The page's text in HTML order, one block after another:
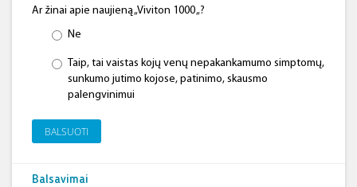
Ar žinai apie naujieną „Viviton 1000 „?
Ne
Taip, tai vaistas kojų venų nepakankamumo simptomų,
sunkumo jutimo kojose, patinimo, skausmo
palengvinimui
BALSUOTI
Balsavimai